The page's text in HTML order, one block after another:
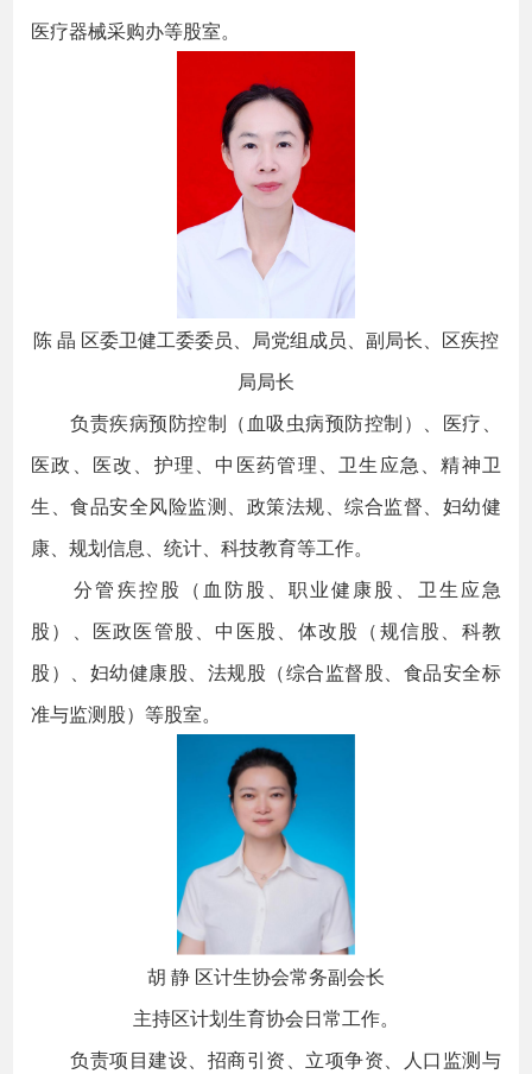
医疗器械采购办等股室。
陈 晶 区委卫健工委委员、局党组成员、副局长、区疾控
局局长
负责疾病预防控制（血吸虫病预防控制）、医疗、
医政、医改、护理、中医药管理、卫生应急、精神卫
生、食品安全风险监测、政策法规、综合监督、妇幼健
康、规划信息、统计、科技教育等工作。
分管疾控股（血防股、职业健康股、卫生应急
股）、医政医管股、中医股、体改股（规信股、科教
股）、妇幼健康股、法规股（综合监督股、食品安全标
准与监测股）等股室。
胡 静 区计生协会常务副会长
主持区计划生育协会日常工作。
负责项目建设、招商引资、立项争资、人口监测与